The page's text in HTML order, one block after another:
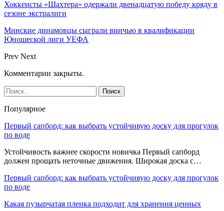
Хоккеисты «Шахтера» одержали двенадцатую победу кряду в
сезоне экстралиги
Минские динамовцы сыграли вничью в квалификации
Юношеской лиги УЕФА
Prev Next
Комментарии закрыты.
Популярное
Первый сапборд: как выбрать устойчивую доску для прогулок
по воде
Устойчивость важнее скорости новичка Первый сапборд
должен прощать неточные движения. Широкая доска с…
Первый сапборд: как выбрать устойчивую доску для прогулок
по воде
Какая пузырчатая пленка подходит для хранения ценных